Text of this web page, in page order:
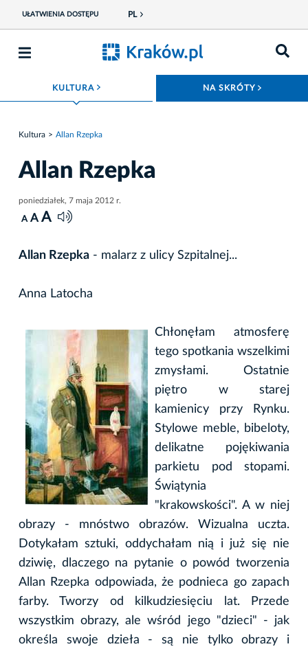
UŁATWIENIA DOSTĘPU PL
KULTURA ROZWIŃ MENU NA SKRÓTY
Kultura Allan Rzepka
Allan Rzepka
poniedziałek, 7 maja 2012 r.
A A A
Allan Rzepka - malarz z ulicy Szpitalnej...
Anna Latocha
Chłonęłam atmosferę
tego spotkania wszelkimi
zmysłami. Ostatnie
piętro w starej
kamienicy przy Rynku.
Stylowe meble, bibeloty,
delikatne pojękiwania
parkietu pod stopami.
Świątynia
"krakowskości". A w niej
obrazy - mnóstwo obrazów. Wizualna uczta.
Dotykałam sztuki, oddychałam nią i już się nie
dziwię, dlaczego na pytanie o powód tworzenia
Allan Rzepka odpowiada, że podnieca go zapach
farby. Tworzy od kilkudziesięciu lat. Przede
wszystkim obrazy, ale wśród jego "dzieci" - jak
określa swoje dzieła - są nie tylko obrazy i